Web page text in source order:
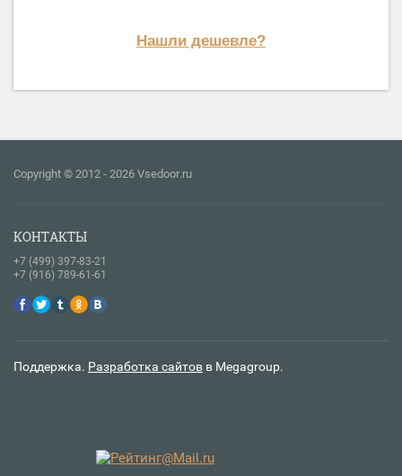
Нашли дешевле?
Copyright © 2012 - 2026 Vsedoor.ru
КОНТАКТЫ
+7 (499) 397-83-21
+7 (916) 789-61-61
Поддержка. Разработка сайтов в Megagroup.